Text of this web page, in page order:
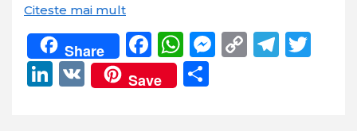
Citeste mai mult
Share Facebook
WhatsApp
Messenger
Copy
LinkedIn
VK Save